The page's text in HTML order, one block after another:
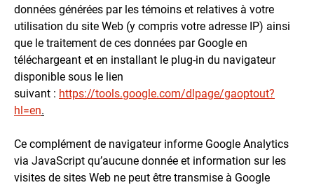
données générées par les témoins et relatives à votre
utilisation du site Web (y compris votre adresse IP) ainsi
que le traitement de ces données par Google en
téléchargeant et en installant le plug-in du navigateur
disponible sous le lien
suivant : https://tools.google.com/dlpage/gaoptout?
hl=en.
Ce complément de navigateur informe Google Analytics
via JavaScript qu’aucune donnée et information sur les
visites de sites Web ne peut être transmise à Google